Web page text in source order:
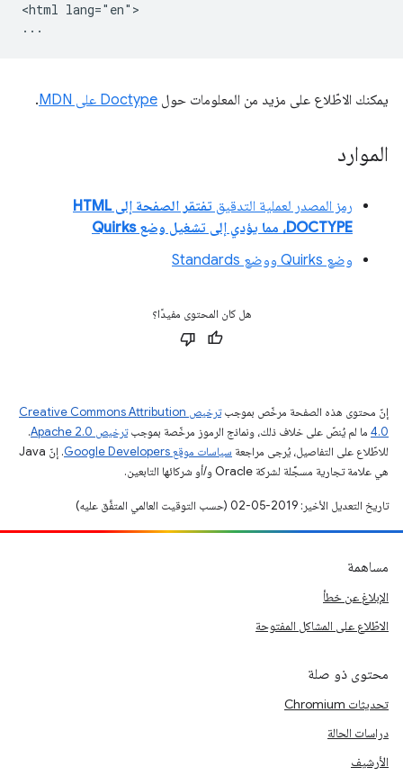
<html lang="en">
يمكنك الاطّلاع على مزيد من المعلومات حول Doctype على MDN .
الموارد
رمز المصدر لعملية التدقيق
تفتقر الصفحة إلى HTML
DOCTYPE، مما يؤدي إلى تشغيل وضع Quirks
وضع Quirks ووضع Standards
هل كان المحتوى مفيدًا؟
إنّ محتوى هذه الصفحة مرخّص بموجب
ترخيص Creative Commons Attribution
4.0‏ ما لم يُنصّ على خلاف ذلك، ونماذج الرموز مرخّصة بموجبترخيص Apache 2.0‏
.
للاطّلاع على التفاصيل، يُرجى مراجعة سياسات موقع Google Developers‏
. إنّ Java
هي علامة تجارية مسجَّلة لشركة Oracle و/أو شركائها التابعين.
تاريخ التعديل الأخير: 2019-05-02 (حسب التوقيت العالمي المتفَّق عليه)
مساهمة
الإبلاغ عن خطأ
الاطّلاع على المشاكل المفتوحة
محتوى ذو صلة
تحديثات Chromium
دراسات الحالة
الأرشيف